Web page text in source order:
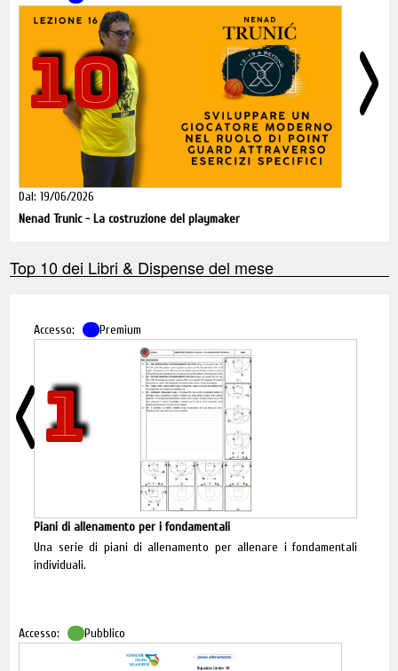
10
Dal: 19/06/2026
Nenad Trunic - La costruzione del playmaker
Top 10 dei Libri & Dispense del mese
1
Accesso: Premium
Piani di allenamento per i fondamentali
Una serie di piani di allenamento per allenare i fondamentali
individuali.
Accesso: Pubblico